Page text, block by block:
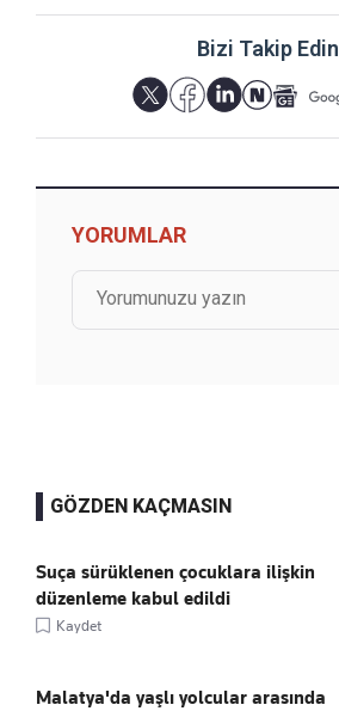
Bizi Takip Edin
YORUMLAR
GÖZDEN KAÇMASIN
Suça sürüklenen çocuklara ilişkin
düzenleme kabul edildi
Kaydet
Malatya'da yaşlı yolcular arasında